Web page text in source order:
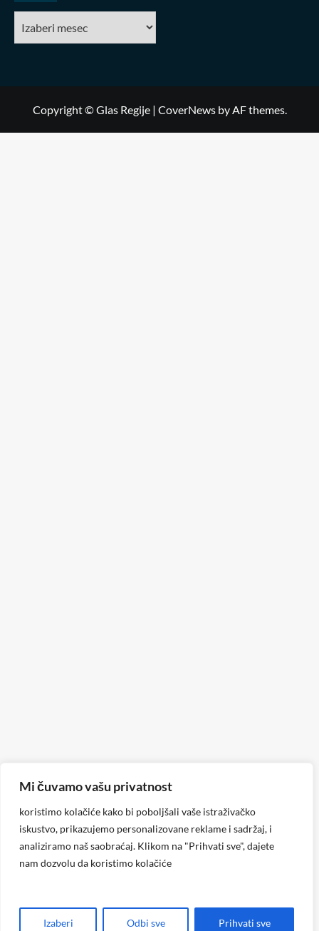
Mi čuvamo vašu privatnost
koristimo kolačiće kako bi poboljšali vaše istraživačko
iskustvo, prikazujemo personalizovane reklame i sadržaj, i
analiziramo naš saobraćaj. Klikom na "Prihvati sve", dajete
nam dozvolu da koristimo kolačiće
Izaberi Odbi sve Prihvati sve
Copyright © Glas Regije | CoverNewsby AF themes.